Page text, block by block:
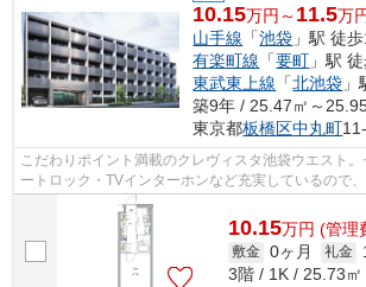
10.15万円～ 11.5万
山手線 「池袋 」駅 徒
有楽町線 「要町 」駅
東武東上線 「北池袋
築9年 / 25.47㎡～
東京都板橋区中丸町
こだわりポイント満載のクレヴィスタ池袋ウエスト
ートロック・TVインターホンなど充実しているので
す。収納はシューズボックス・クロゼ...
10.15万円 (管理
敷金 0ヶ月 礼金
3階 / 1K / 25.73㎡